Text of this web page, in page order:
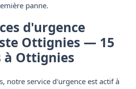
panne.
d'urgence
Ottignies — 15
à Ottignies
notre service d'urgence est actif à